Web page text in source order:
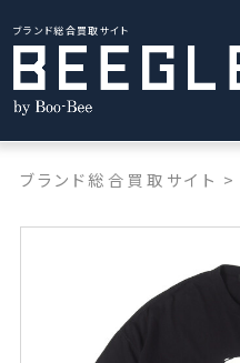
ブランド総合買取サイト
ブランド総合買取サイト >